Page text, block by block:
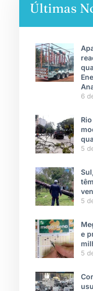
Últimas
6
5
5
e
5